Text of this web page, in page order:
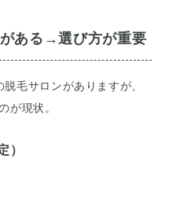
ある→選び方が重要
毛サロンがありますが、
が現状。
）